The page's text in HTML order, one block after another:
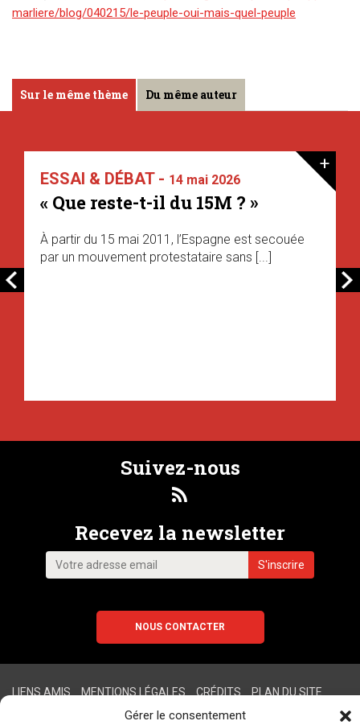
Gérer le consentement
marliere/blog/040215/le-peuple-oui-mais-quel-peuple
Sur le même thème Du même auteur
ESSAI & DÉBAT - 14 mai 2026
« Que reste-t-il du 15M ? »
À partir du 15 mai 2011, l’Espagne est secouée
par un mouvement protestataire sans [...]
+
Suivez-nous
Recevez la newsletter
NOUS CONTACTER
LIENS AMIS MENTIONS LÉGALES CRÉDITS PLAN DU SITE